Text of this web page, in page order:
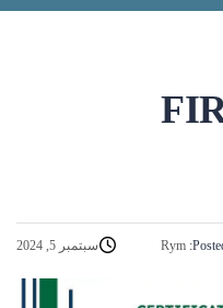
سبتمبر 5, 2024 Rym